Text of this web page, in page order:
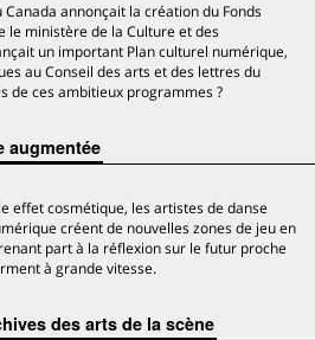
Canada annonçait la création du Fonds
le ministère de la Culture et des
un important Plan culturel numérique,
au Conseil des arts et des lettres du
de ces ambitieux programmes ?
augmentée
effet cosmétique, les artistes de danse
créent de nouvelles zones de jeu en
part à la réflexion sur le futur proche
à grande vitesse.
des arts de la scène